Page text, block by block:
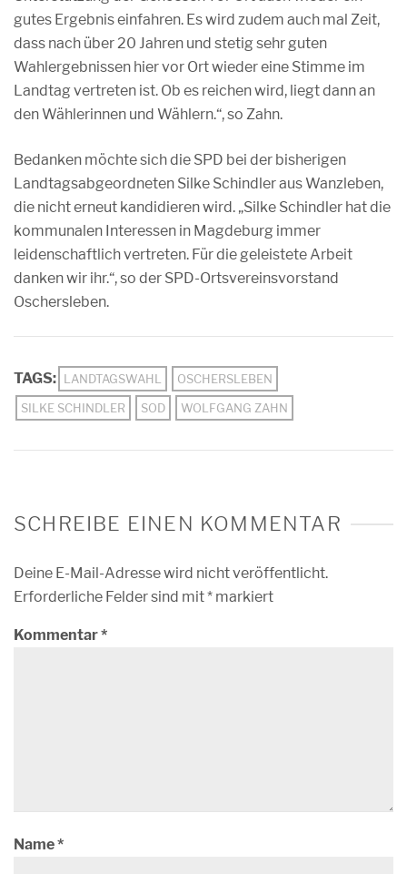
gutes Ergebnis einfahren. Es wird zudem auch mal Zeit,
dass nach über 20 Jahren und stetig sehr guten
Wahlergebnissen hier vor Ort wieder eine Stimme im
Landtag vertreten ist. Ob es reichen wird, liegt dann an
den Wählerinnen und Wählern.“, so Zahn.
Bedanken möchte sich die SPD bei der bisherigen
Landtagsabgeordneten Silke Schindler aus Wanzleben,
die nicht erneut kandidieren wird. „Silke Schindler hat die
kommunalen Interessen in Magdeburg immer
leidenschaftlich vertreten. Für die geleistete Arbeit
danken wir ihr.“, so der SPD-Ortsvereinsvorstand
Oschersleben.
TAGS: LANDTAGSWAHL
OSCHERSLEBEN
SILKE SCHINDLER
SOD WOLFGANG ZAHN
SCHREIBE EINEN KOMMENTAR
Deine E-Mail-Adresse wird nicht veröffentlicht.
Erforderliche Felder sind mit* markiert
Kommentar*
Name*